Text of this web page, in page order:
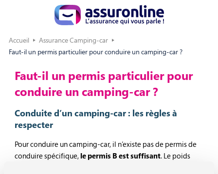
Accueil
Assurance Camping-car
Faut-il un permis particulier pour conduire un camping-car ?
Faut-il un permis particulier pour
conduire un camping-car ?
Conduite d’un camping-car : les règles à
respecter
Pour conduire un camping-car, il n’existe pas de permis de
conduire spécifique, le permis B est suffisant. Le poids